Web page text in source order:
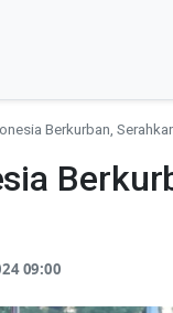
Berkurban,
09:00